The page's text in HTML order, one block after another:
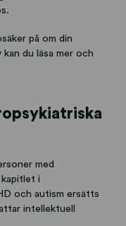
på om din
du läsa mer och
med
i
och autism ersätts
intellektuell